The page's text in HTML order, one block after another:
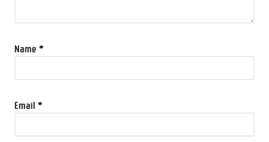
Name *
Email *